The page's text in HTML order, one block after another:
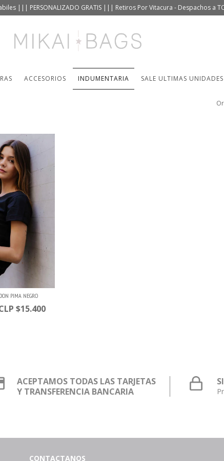
||| PERSONALIZADO GRATIS ||| Retiros Por Vitacura - Despachos a
ACCESORIOS INDUMENTARIA SALE ULTIMAS UNIDADES
PIMA NEGRO
$15.400
ACEPTAMOS TODAS LAS TARJETAS
Y TRANSFERENCIA BANCARIA
CONTACTANOS